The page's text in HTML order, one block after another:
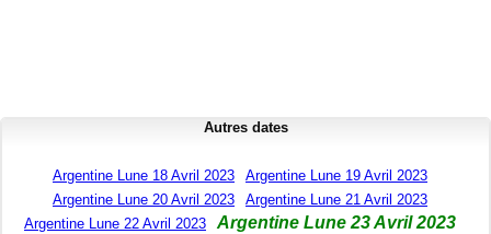
Autres dates
Argentine Lune 18 Avril 2023
Argentine Lune 19 Avril 2023
Argentine Lune 20 Avril 2023
Argentine Lune 21 Avril 2023
Argentine Lune 22 Avril 2023
Argentine Lune 23 Avril 2023